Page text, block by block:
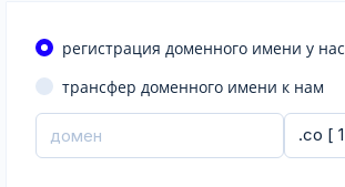
регистрация доменного имени у нас
трансфер доменного имени к нам